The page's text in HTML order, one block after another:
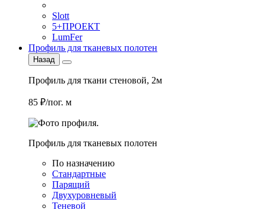
Slott
5+ПРОЕКТ
LumFer
Профиль для тканевых полотен
Назад
Профиль для ткани стеновой, 2м
85 ₽/пог. м
Профиль для тканевых полотен
По назначению
Стандартные
Парящий
Двухуровневый
Теневой